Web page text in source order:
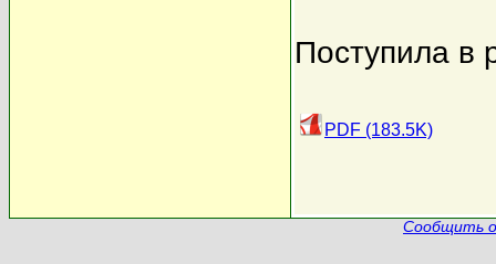
Поступила в
PDF (183.5K)
Сообщить о